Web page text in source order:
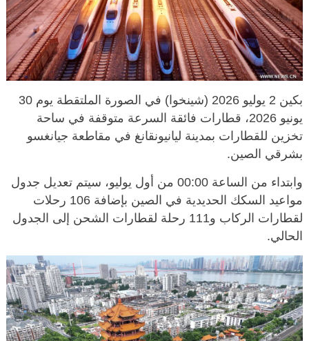
بكين 2 يوليو 2026 (شينخوا) في الصورة الملتقطة يوم 30
يونيو 2026، قطارات فائقة السرعة متوقفة في ساحة
تخزين للقطارات بمدينة ليانيونقانغ في مقاطعة جيانغسو
بشرقي الصين.
وابتداء من الساعة 00:00 من أول يوليو، سيتم تعديل جدول
مواعيد السكك الحديدية في الصين بإضافة 106 رحلات
لقطارات الركاب و111 رحلة لقطارات الشحن إلى الجدول
الحالي.